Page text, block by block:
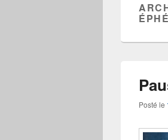
Posté le